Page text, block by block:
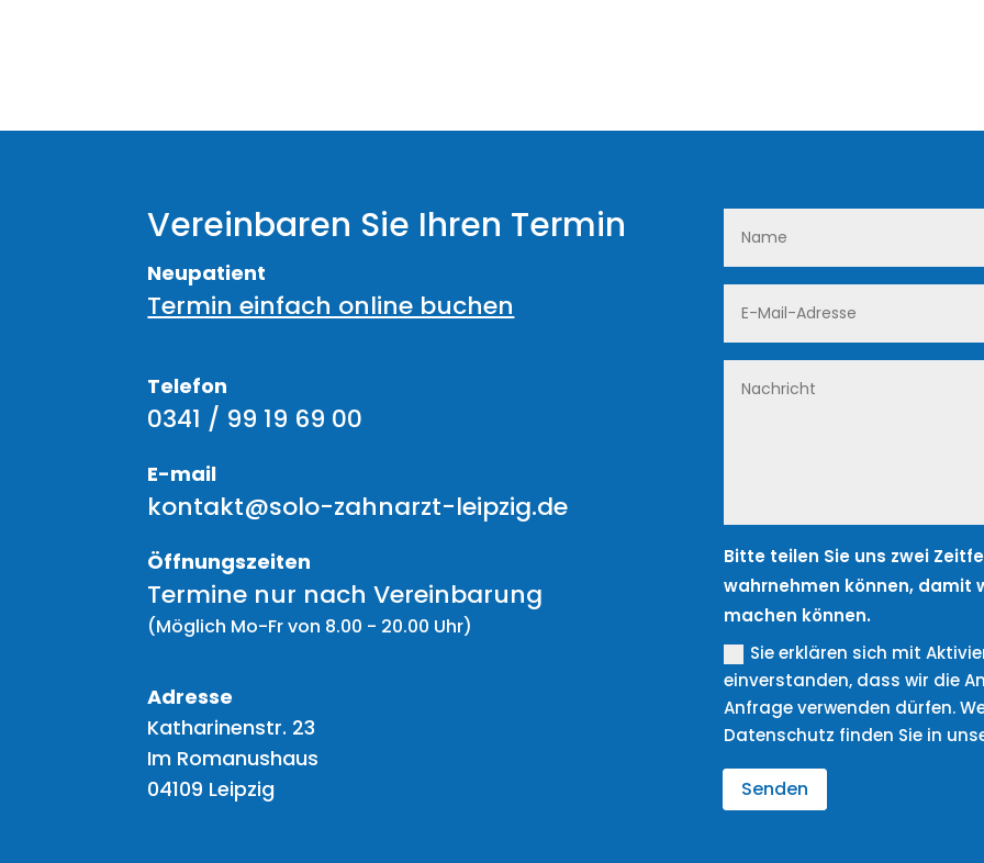
Vereinbaren Sie Ihren Termin
Neupatient
Termin einfach online buchen
Telefon
0341 / 99 19 69 00
E-mail
kontakt@solo-zahnarzt-leipzig.de
Öffnungszeiten
Termine nur nach Vereinbarung
(Möglich Mo-Fr von 8.00 - 20.00 Uhr)
Adresse
Katharinenstr. 23
Im Romanushaus
04109 Leipzig
Bitte teilen Sie uns zwei
wahrnehmen können, damit
machen können.
Sie erklären sich mit
einverstanden, dass wir die
Anfrage verwenden dürfen.
Datenschutz finden Sie in
Senden